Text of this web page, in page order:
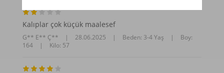
Kalıplar çok küçük maalesef
G** E** Ç** | 28.06.2025 | Beden: 3-4 Yaş |
Boy:
164
| Kilo: 57